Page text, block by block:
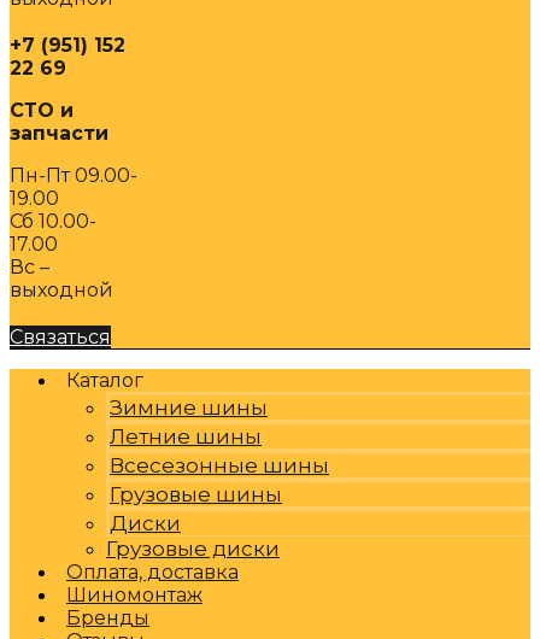
+7 (951) 152
22 69
СТО и
запчасти
Пн-Пт 09.00-
19.00
Сб 10.00-
17.00
Вс –
выходной
Связаться
Каталог
Зимние шины
Летние шины
Всесезонные шины
Грузовые шины
Диски
Грузовые диски
Оплата, доставка
Шиномонтаж
Бренды